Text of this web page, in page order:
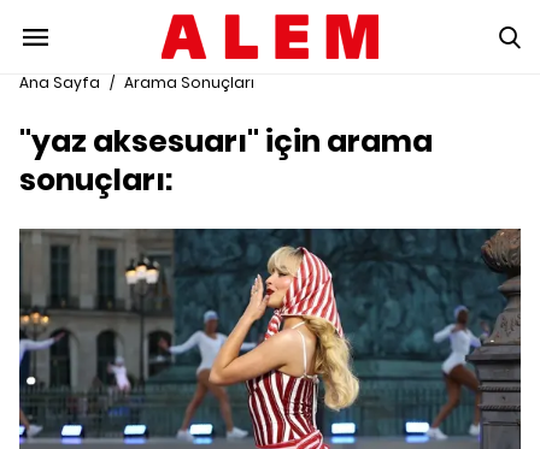
Ana Sayfa / Arama Sonuçları
"yaz aksesuarı" için arama
sonuçları: